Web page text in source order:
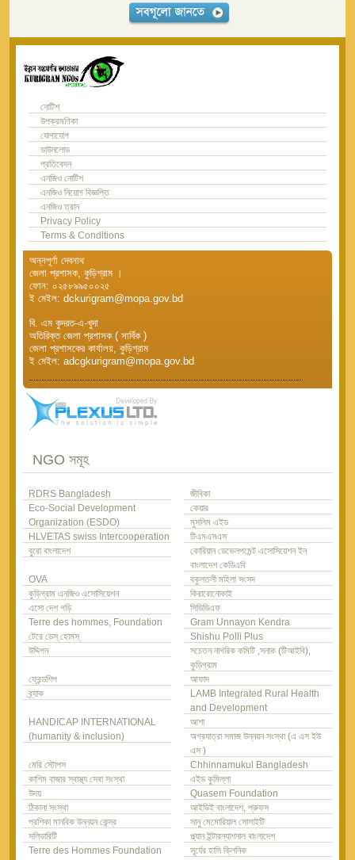
নোটিশ
উপক্রমণিকা
যোগাযোগ
ডাউনলোড
প্রতিবেদন
এনজিও নোটিশ
এনজিও নিয়োগ বিজ্ঞপ্তি
এনজিও ত্রান
Privacy Policy
Terms & Conditions
অন্নপূর্ণা দেবনাথ
জেলা প্রশাসক, কুড়িগ্রাম ।
ফোন: ০২৫৮৯৯৫০০২৫
ই মেইল: dckurigram@mopa.gov.bd
বি. এম কুদরত-এ-খুদা
অতিরিক্ত জেলা প্রশাসক ( সার্বিক )
জেলা প্রশাসকের কার্যালয়, কুড়িগ্রাম
ই মেইল: adcgkurigram@mopa.gov.bd
NGO সমূহ
RDRS Bangladesh
জীবিকা
Eco-Social Development
Organization (ESDO)
কেয়ার
মুসলিম এইড
HLVETAS swiss Intercooperation
টিএমএসএস
বুরো বাংলাদেশ
কোরিয়ান ডেভেলপমেন্ট এসোসিয়েশন ইন
বাংলাদেশ কেডিএবি
OVA
বকুলতলী মহিলা সংসদ
কুড়িগ্রাম এনজিও এসোসিয়েশন
কিরারোনোকাই
এসো দেশ গড়ি
সিডিডিএফ
Terre des hommes, Foundation
টেরে ডেস্ হোমস্
Gram Unnayon Kendra
Shishu Polli Plus
উদ্দিপন
সচেতন নাগরিক কমিটি ,সনাক (টিআইবি),
কুড়িগ্রাম
ফ্রেন্ডশিপ
আফাদ
ব্র্যাক
LAMB Integrated Rural Health
and Development
HANDICAP INTERNATIONAL
(humanity & inclusion)
আশা
অগ্রযাত্রা সমাজ উন্নয়ন সংস্থা (এ এস ইউ
এস )
মেরি স্টোপস
Chhinnamukul Bangladesh
কাশিম বাজার স্বাস্থ্য সেবা সংস্থা
এইড কুমিল্লা
উদয়
Quasem Foundation
ঠিকানা সংস্থা
আইডিই বাংলাদেশ, প্রুফস
প্রশিকা মানবিক উন্নয়ন কেন্দ্র
সানু মেমোরিয়াল সোসাইটি
সলিডারিটি
প্ল্যান ইন্টারন্যাশনাল বাংলাদেশ
Terre des Hommes Foundation
সূর্যের হাসি ক্লিনিক